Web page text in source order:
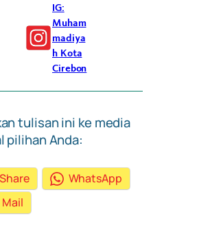
IG:
Muham
madiya
h Kota
Cirebon
tulisan ini ke media
pilihan Anda:
Share
WhatsApp
Mail